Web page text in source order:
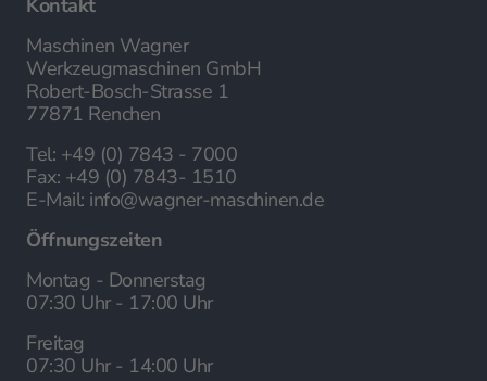
Kontakt
Maschinen Wagner
Werkzeugmaschinen GmbH
Robert-Bosch-Strasse 1
77871 Renchen
Tel: +49 (0) 7843 - 7000
Fax: +49 (0) 7843- 1510
E-Mail: info@wagner-maschinen.de
Öffnungszeiten
Montag - Donnerstag
07:30 Uhr - 17:00 Uhr
Freitag
07:30 Uhr - 14:00 Uhr